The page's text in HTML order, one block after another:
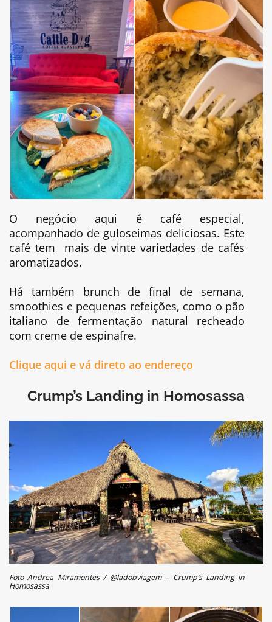
O negócio aqui é café especial,
acompanhado de guloseimas deliciosas. Este
café tem mais de vinte variedades de cafés
aromatizados.
Há também brunch de final de semana,
smoothies e pequenas refeições, como o pão
italiano de fermentação natural recheado
com creme de espinafre.
Clique aqui e vá direto ao endereço
Crump’s Landing in Homosassa
Foto Andrea Miramontes / @ladobviagem – Crump’s Landing in
Homosassa